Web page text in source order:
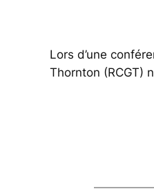
Lors d’une
Thornton (RCGT)